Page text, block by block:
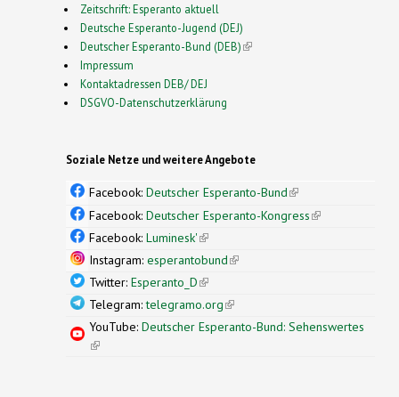
Zeitschrift: Esperanto aktuell
Deutsche Esperanto-Jugend (DEJ)
Deutscher Esperanto-Bund (DEB)(link is external)
Impressum
Kontaktadressen DEB/ DEJ
DSGVO-Datenschutzerklärung
Soziale Netze und weitere Angebote
Facebook: Deutscher Esperanto-Bund(link is
external)
Facebook: Deutscher Esperanto-Kongress(link is
Facebook: Luminesk'(link is external)
Instagram: esperantobund(link is external)
Twitter: Esperanto_D(link is external)
Telegram:telegramo.org(link is external)
YouTube: Deutscher Esperanto-Bund: Sehenswertes
(link is external)